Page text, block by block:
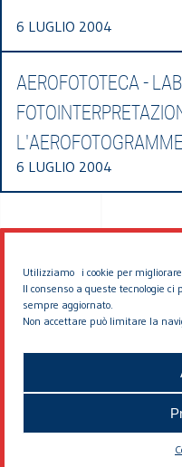
Utilizziamo i cookie per
Il consenso a queste tecnologie
sempre aggiornato.
Non accettare può limitare la
6 LUGLIO 2004
AEROFOTOTECA -
6 LUGLIO 2004
©